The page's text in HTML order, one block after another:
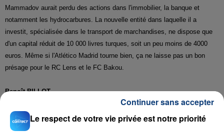
Mammadov aurait perdu des actions dans l'immobilier, la banque et
notamment les hydrocarbures. La nouvelle entité dans laquelle il a
investit, spécialisée dans le transport de marchandises, ne dispose que
d'un capital réduit de 10 000 livres turques, soit un peu moins de 4000
euros. Même si l'Atlético Madrid tourne bien, ça ne laisse pas un bon
présage pour le RC Lens et le FC Bakou.
Benoît BILLOT
Le respect de votre vie privée est notre priorité
Continuer sans accepter